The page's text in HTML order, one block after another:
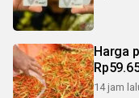
Harga
14 jam